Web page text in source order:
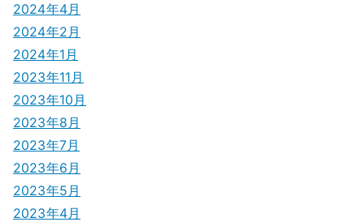
2024年4月
2024年2月
2024年1月
2023年11月
2023年10月
2023年8月
2023年7月
2023年6月
2023年5月
2023年4月